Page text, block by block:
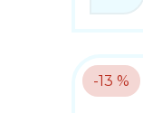
-13 %